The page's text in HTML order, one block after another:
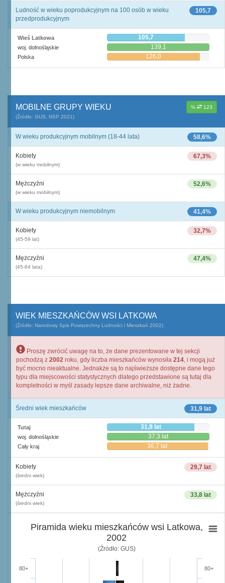
105,7
Ludność w wieku poprodukcyjnym na 100 osób w wieku
przedprodukcyjnym
Wieś Latkowa 105,7
woj. dolnośląskie 139,1
Polska 126,0
% 123
MOBILNE GRUPY WIEKU
(Źródło: GUS, NSP 2021)
58,6%
W wieku produkcyjnym mobilnym (18-44 lata)
67,3%
Kobiety
(w wieku mobilnym)
52,6%
Mężczyźni
(w wieku mobilnym)
41,4%
W wieku produkcyjnym niemobilnym
32,7%
Kobiety
(45-59 lat)
47,4%
Mężczyźni
(45-64 lata)
WIEK MIESZKAŃCÓW WSI LATKOWA
(Źródło: Narodowy Spis Powszechny Ludności i Mieszkań 2002)
Proszę zwrócić uwagę na to, że dane prezentowane w tej sekcji
pochodzą z 2002 roku, gdy liczba mieszkańców wynosiła 214, i mogą już
być mocno nieaktualne. Jednakże są to najświeższe dostępne dane tego
typu dla miejscowości statystycznych dlatego przedstawione są tutaj dla
kompletności w myśl zasady lepsze dane archiwalne, niż żadne.
31,9 lat
Średni wiek mieszkańców
Tutaj 31,9 lat
woj. dolnośląskie 37,3 lat
Cały kraj 36,7 lat
29,7 lat
Kobiety
(średni wiek)
33,8 lat
Mężczyźni
(średni wiek)
Piramida wieku mieszkańców wsi Latkowa,
2002
(Źródło: GUS)
80+ 80+